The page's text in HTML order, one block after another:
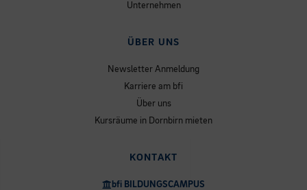
Unternehmen
ÜBER UNS
Newsletter Anmeldung
Karriere am bfi
Über uns
Kursräume in Dornbirn mieten
KONTAKT
bfi BILDUNGSCAMPUS